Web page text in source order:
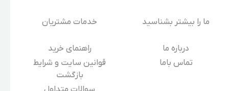
ما را بیشتر بشناسید
درباره‌ ما
تماس باما
خدمات مشتریان
راهنمای خرید
قوانین سایت و شرایط
بازگشت